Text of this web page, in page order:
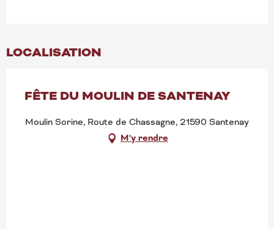
LOCALISATION
FÊTE DU MOULIN DE SANTENAY
Moulin Sorine, Route de Chassagne, 21590 Santenay
M'y rendre